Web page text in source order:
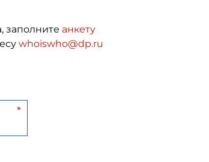
заполните анкету
whoiswho@dp.ru